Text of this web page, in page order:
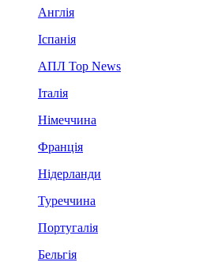
Англія
Іспанія
АПЛ Top News
Італія
Німеччина
Франція
Нідерланди
Туреччина
Португалія
Бельгія